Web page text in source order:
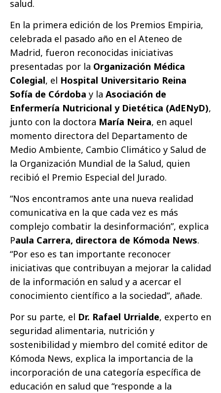
salud.
En la primera edición de los Premios Empiria,
celebrada el pasado año en el Ateneo de
Madrid, fueron reconocidas iniciativas
presentadas por la Organización Médica
Colegial, el Hospital Universitario Reina
Sofía de Córdoba y la Asociación de
Enfermería Nutricional y Dietética (AdENyD),
junto con la doctora María Neira, en aquel
momento directora del Departamento de
Medio Ambiente, Cambio Climático y Salud de
la Organización Mundial de la Salud, quien
recibió el Premio Especial del Jurado.
“Nos encontramos ante una nueva realidad
comunicativa en la que cada vez es más
complejo combatir la desinformación”, explica
Paula Carrera, directora de Kómoda News.
“Por eso es tan importante reconocer
iniciativas que contribuyan a mejorar la calidad
de la información en salud y a acercar el
conocimiento científico a la sociedad”, añade.
Por su parte, el Dr. Rafael Urrialde, experto en
seguridad alimentaria, nutrición y
sostenibilidad y miembro del comité editor de
Kómoda News, explica la importancia de la
incorporación de una categoría específica de
educación en salud que “responde a la